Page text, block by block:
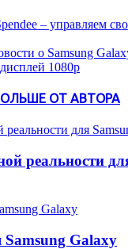
– управляем
о Samsung
1080p
ОТ АВТОРА
реальности
Samsung Galaxy